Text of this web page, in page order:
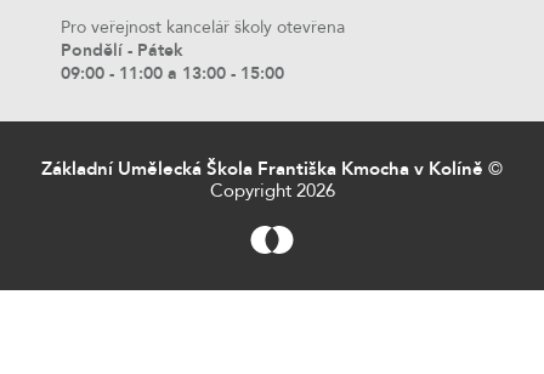
Pro veřejnost kancelář školy otevřena
Pondělí - Pátek
09:00 - 11:00 a 13:00 - 15:00
Základní Umělecká Škola Františka Kmocha v Kolíně ©
Copyright 2026